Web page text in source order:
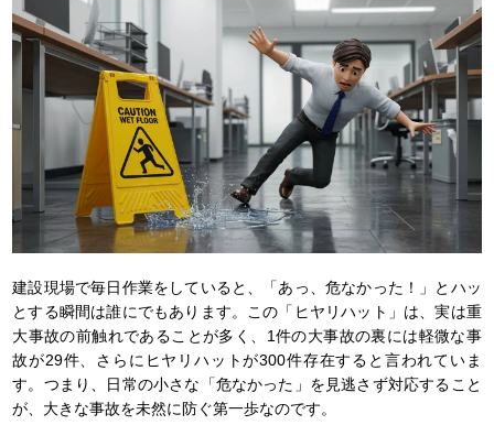
建設現場で毎日作業をしていると、「あっ、危なかった！」とハッ
とする瞬間は誰にでもあります。この「ヒヤリハット」は、実は重
大事故の前触れであることが多く、1件の大事故の裏には軽微な事
故が29件、さらにヒヤリハットが300件存在すると言われていま
す。つまり、日常の小さな「危なかった」を見逃さず対応すること
が、大きな事故を未然に防ぐ第一歩なのです。